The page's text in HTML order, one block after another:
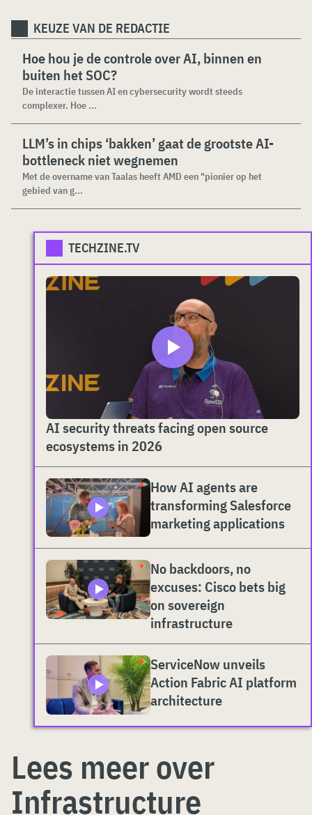
KEUZE VAN DE REDACTIE
Hoe hou je de controle over AI, binnen en
buiten het SOC?
De interactie tussen AI en cybersecurity wordt steeds
complexer. Hoe ...
LLM’s in chips ‘bakken’ gaat de grootste AI-
bottleneck niet wegnemen
Met de overname van Taalas heeft AMD een "pionier op het
gebied van g...
TECHZINE.TV
AI security threats facing open source
ecosystems in 2026
How AI agents are
transforming Salesforce
marketing applications
No backdoors, no
excuses: Cisco bets big
on sovereign
infrastructure
ServiceNow unveils
Action Fabric AI platform
architecture
Lees meer over
Infrastructure